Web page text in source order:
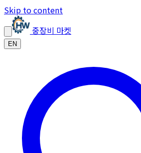
Skip to content
중장비 마켓
EN